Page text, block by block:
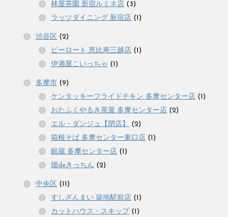
林屋茶園 新宿ルミネ店 (3)
ラッツダイニング 新宿店 (1)
渋谷区 (2)
ピーロート 恵比寿三越店 (1)
伊酒屋こいっちゃ (1)
多摩市 (9)
ケンタッキーフライドチキン 多摩センター店 (1)
おたふくやるき茶屋 多摩センター店 (2)
エル・ダンジュ【閉店】
(2)
箱根そば 多摩センター東口店 (1)
銀蔵 多摩センター店 (1)
畑deきっちん (2)
中央区 (11)
すしざんまい 築地駅前店 (1)
カットハウス・スキップ (1)